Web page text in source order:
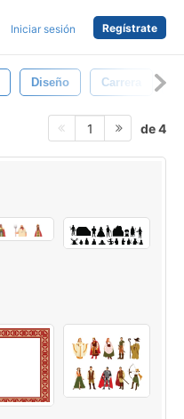
Iniciar sesión Regístrate
Diseño Carrera
1 de 4